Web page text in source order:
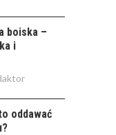
boiska –
i
oddawać